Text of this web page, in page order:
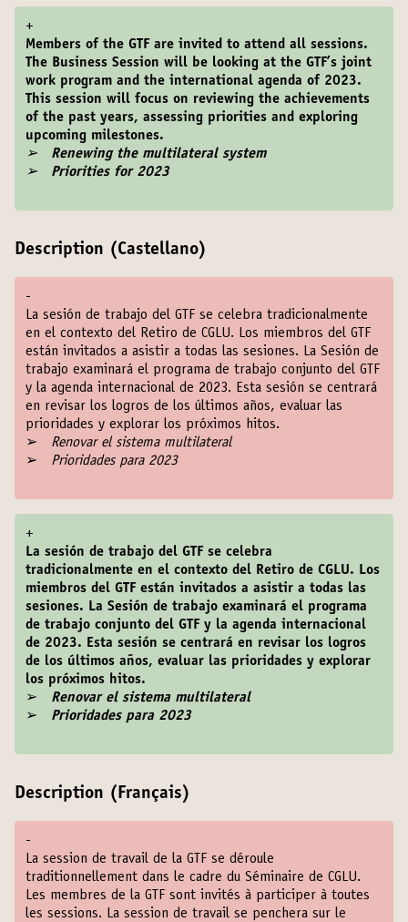
+
Members of the GTF are invited to attend all sessions.
The Business Session will be looking at the GTF’s joint
work program and the international agenda of 2023.
This session will focus on reviewing the achievements
of the past years, assessing priorities and exploring
upcoming milestones.
➢ Renewing the multilateral system
➢ Priorities for 2023
Description (Castellano)
-
La sesión de trabajo del GTF se celebra tradicionalmente
en el contexto del Retiro de CGLU. Los miembros del GTF
están invitados a asistir a todas las sesiones. La Sesión de
trabajo examinará el programa de trabajo conjunto del GTF
y la agenda internacional de 2023. Esta sesión se centrará
en revisar los logros de los últimos años, evaluar las
prioridades y explorar los próximos hitos.
➢ Renovar el sistema multilateral
➢ Prioridades para 2023
+
La sesión de trabajo del GTF se celebra
tradicionalmente en el contexto del Retiro de CGLU. Los
miembros del GTF están invitados a asistir a todas las
sesiones. La Sesión de trabajo examinará el programa
de trabajo conjunto del GTF y la agenda internacional
de 2023. Esta sesión se centrará en revisar los logros
de los últimos años, evaluar las prioridades y explorar
los próximos hitos.
➢ Renovar el sistema multilateral
➢ Prioridades para 2023
Description (Français)
-
La session de travail de la GTF se déroule
traditionnellement dans le cadre du Séminaire de CGLU.
Les membres de la GTF sont invités à participer à toutes
les sessions. La session de travail se penchera sur le